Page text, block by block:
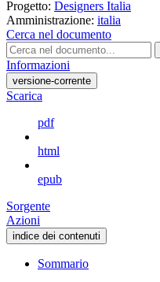
Progetto: Designers Italia
Amministrazione: italia
Cerca nel documento
Informazioni
versione-corrente
Scarica
pdf
html
epub
Sorgente
Azioni
indice dei contenuti
Sommario